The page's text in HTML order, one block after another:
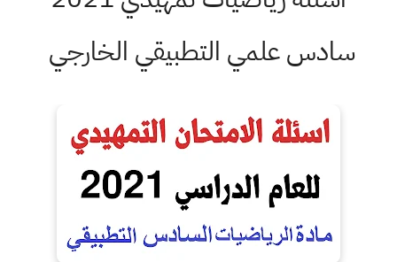
سادس علمي التطبيقي الخارجي